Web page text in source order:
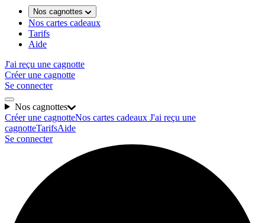
Nos cagnottes
Nos cartes cadeaux
Tarifs
Aide
J'ai reçu une cagnotte
Créer une cagnotte
Se connecter
Nos cagnottes
Créer une cagnotteNos cartes cadeaux J'ai reçu une
cagnotteTarifsAide
Se connecter